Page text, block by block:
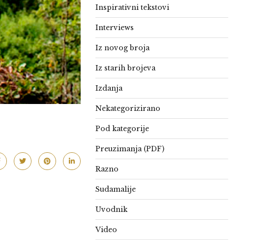
Inspirativni tekstovi
Interviews
Iz novog broja
Iz starih brojeva
Izdanja
Nekategorizirano
Pod kategorije
Preuzimanja (PDF)
Razno
Sudamalije
Uvodnik
Video